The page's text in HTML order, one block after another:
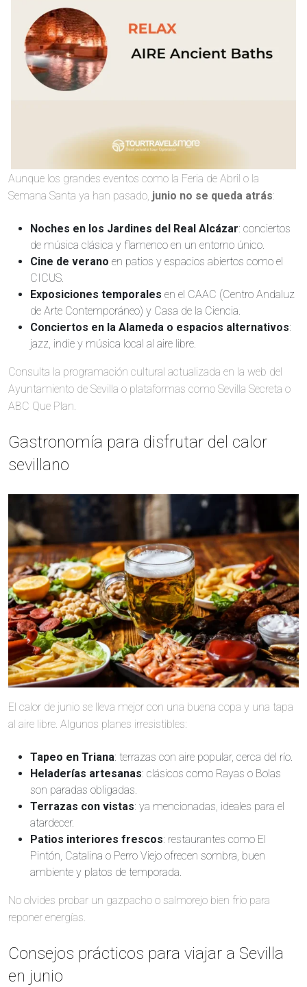
Aunque los grandes eventos como la Feria de Abril o la
Semana Santa ya han pasado, junio no se queda atrás:
Noches en los Jardines del Real Alcázar: conciertos
de música clásica y flamenco en un entorno único.
Cine de verano en patios y espacios abiertos como el
CICUS.
Exposiciones temporales en el CAAC (Centro Andaluz
de Arte Contemporáneo) y Casa de la Ciencia.
Conciertos en la Alameda o espacios alternativos:
jazz, indie y música local al aire libre.
Consulta la programación cultural actualizada en la web del
Ayuntamiento de Sevilla o plataformas como Sevilla Secreta o
ABC Que Plan.
Gastronomía para disfrutar del calor
sevillano
El calor de junio se lleva mejor con una buena copa y una tapa
al aire libre. Algunos planes irresistibles:
Tapeo en Triana: terrazas con aire popular, cerca del río.
Heladerías artesanas: clásicos como Rayas o Bolas
son paradas obligadas.
Terrazas con vistas: ya mencionadas, ideales para el
atardecer.
Patios interiores frescos: restaurantes como El
Pintón, Catalina o Perro Viejo ofrecen sombra, buen
ambiente y platos de temporada.
No olvides probar un gazpacho o salmorejo bien frío para
reponer energías.
Consejos prácticos para viajar a Sevilla
en junio